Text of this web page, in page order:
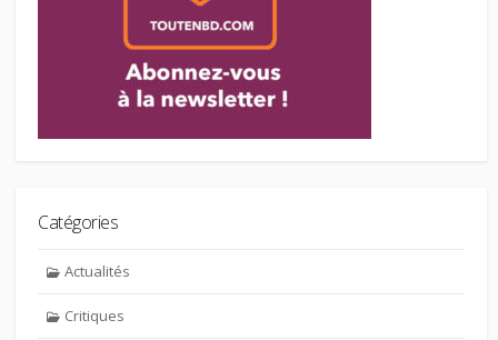
Catégories
Actualités
Critiques